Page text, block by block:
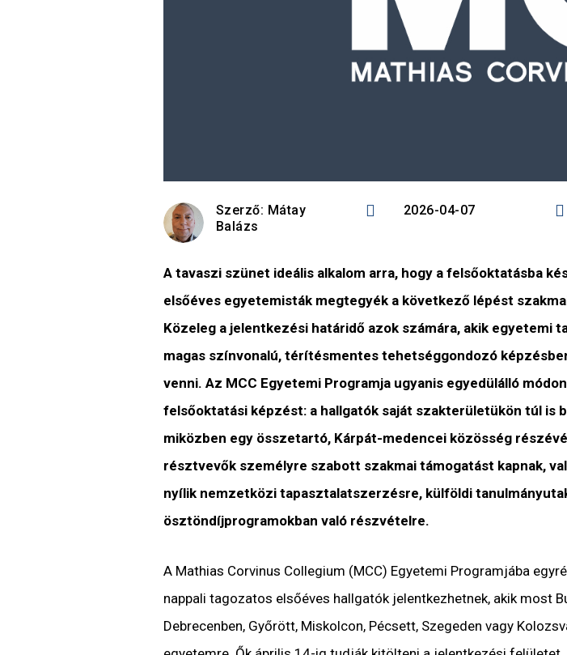
Szerző: Mátay
Balázs
 2026-04-07 
A tavaszi szünet ideális alkalom arra, hogy a felsőoktatásba
elsőéves egyetemisták megtegyék a következő lépést
Közeleg a jelentkezési határidő azok számára, akik egyetemi
magas színvonalú, térítésmentes tehetséggondozó
venni. Az MCC Egyetemi Programja ugyanis egyedülálló
felsőoktatási képzést: a hallgatók saját szakterületükön túl is
miközben egy összetartó, Kárpát-medencei közösség
résztvevők személyre szabott szakmai támogatást kapnak,
nyílik nemzetközi tapasztalatszerzésre, külföldi
ösztöndíjprogramokban való részvételre.
A Mathias Corvinus Collegium (MCC) Egyetemi Programjába
nappali tagozatos elsőéves hallgatók jelentkezhetnek, akik most
Debrecenben, Győrött, Miskolcon, Pécsett, Szegeden vagy